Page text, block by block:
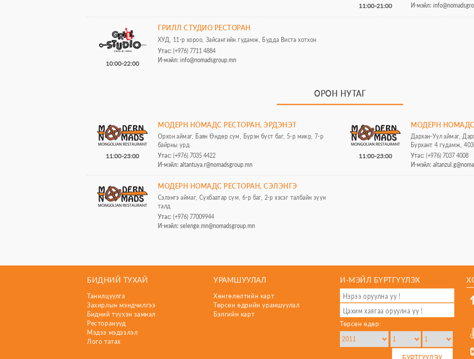
11:00-21:00
И-мэйл:
10:00-22:00
ГРИЛЛ СТУДИО РЕСТОРАН
ХУД, 11-р хороо, Зайсангийн гудамж, Будда Виста хотхон
Утас: (+976) 7711 4884
И-мэйл: info@nomadsgroup.mn
ОРОН НУТАГ
11:00-23:00
МОДЕРН НОМАДС РЕСТОРАН, ЭРДЭНЭТ
Орхон аймаг, Баян Өндөр сум, Бүрэн бүст баг, 5-р микр, 7-р
байpны урд
Утас: (+976) 7035 4422
И-мэйл: altantuya.r@nomadsgroup.mn
11:00-23:00
МОДЕРН НОМАДС
Дархан-Уул аймаг,
Бурхант 4 гудамж,
Утас: (+976) 7037 4008
И-мэйл:
МОДЕРН НОМАДС РЕСТОРАН, СЭЛЭНГЭ
Сэлэнгэ аймаг, Сүхбаатар сум, 6-р баг, 2-р хэсэг талбайн зүүн
талд
Утас: (+976) 77009944
И-мэйл: selenge.mn@nomadsgroup.mn
БИДНИЙ ТУХАЙ
Танилцуулга
Захирлын мэндчилгээ
Бидний түүхэн замнал
Ресторанууд
Мэдээ мэдээлэл
Лого татах
УРАМШУУЛАЛ
Хөнгөлөлтийн карт
Төрсөн өдрийн урамшуулал
Бэлгийн карт
И-МЭЙЛ БҮРТГҮҮЛЭХ
Төрсөн өдөр: